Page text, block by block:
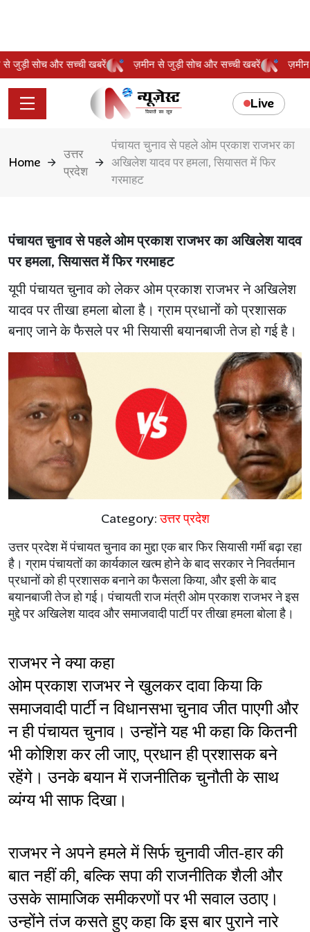
से जुड़ी सोच और सच्ची खबरें ज़मीन से जुड़ी सोच और सच्ची खबरें
Live
Home
उत्तर
प्रदेश
पंचायत चुनाव से पहले ओम प्रकाश राजभर का
अखिलेश यादव पर हमला, सियासत में फिर
गरमाहट
पंचायत चुनाव से पहले ओम प्रकाश राजभर का अखिलेश यादव
पर हमला, सियासत में फिर गरमाहट
यूपी पंचायत चुनाव को लेकर ओम प्रकाश राजभर ने अखिलेश
यादव पर तीखा हमला बोला है। ग्राम प्रधानों को प्रशासक
बनाए जाने के फैसले पर भी सियासी बयानबाजी तेज हो गई है।
Category:उत्तर प्रदेश
उत्तर प्रदेश में पंचायत चुनाव का मुद्दा एक बार फिर सियासी गर्मी बढ़ा रहा
है। ग्राम पंचायतों का कार्यकाल खत्म होने के बाद सरकार ने निवर्तमान
प्रधानों को ही प्रशासक बनाने का फैसला किया, और इसी के बाद
बयानबाजी तेज हो गई। पंचायती राज मंत्री ओम प्रकाश राजभर ने इस
मुद्दे पर अखिलेश यादव और समाजवादी पार्टी पर तीखा हमला बोला है।
राजभर ने क्या कहा
ओम प्रकाश राजभर ने खुलकर दावा किया कि
समाजवादी पार्टी न विधानसभा चुनाव जीत पाएगी और
न ही पंचायत चुनाव। उन्होंने यह भी कहा कि कितनी
भी कोशिश कर ली जाए, प्रधान ही प्रशासक बने
रहेंगे। उनके बयान में राजनीतिक चुनौती के साथ
व्यंग्य भी साफ दिखा।
राजभर ने अपने हमले में सिर्फ चुनावी जीत-हार की
बात नहीं की, बल्कि सपा की राजनीतिक शैली और
उसके सामाजिक समीकरणों पर भी सवाल उठाए।
उन्होंने तंज कसते हुए कहा कि इस बार पुराने नारे